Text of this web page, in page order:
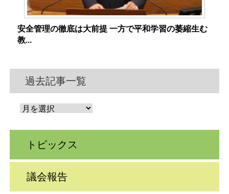
安全管理の徹底は大前提 一方で平和学習の萎縮生む
教...
過去記事一覧
トピックス
議会報告